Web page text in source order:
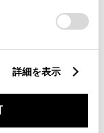
詳細を表示
リー/多目的駐車場